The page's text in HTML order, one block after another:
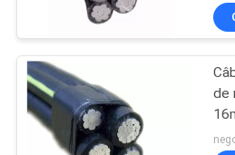
Câble
par antenne
de